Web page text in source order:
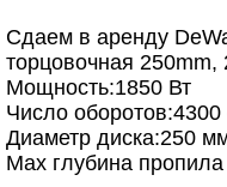
Сдаем в аренду
торцовочная 250mm,
Мощность:1850 Вт
Число
Диаметр диска:250
Max глубина